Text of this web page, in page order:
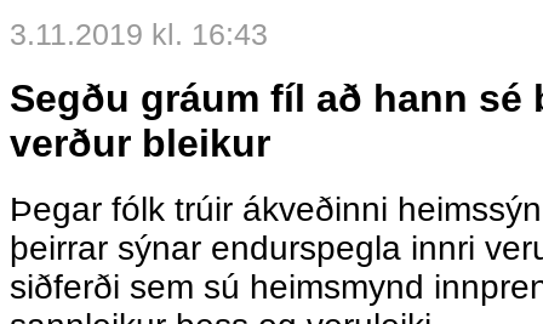
3.11.2019 kl. 16:43
Segðu gráum fíl að hann sé
verður bleikur
Þegar fólk trúir ákveðinni
þeirrar sýnar endurspegla innri
siðferði sem sú heimsmynd